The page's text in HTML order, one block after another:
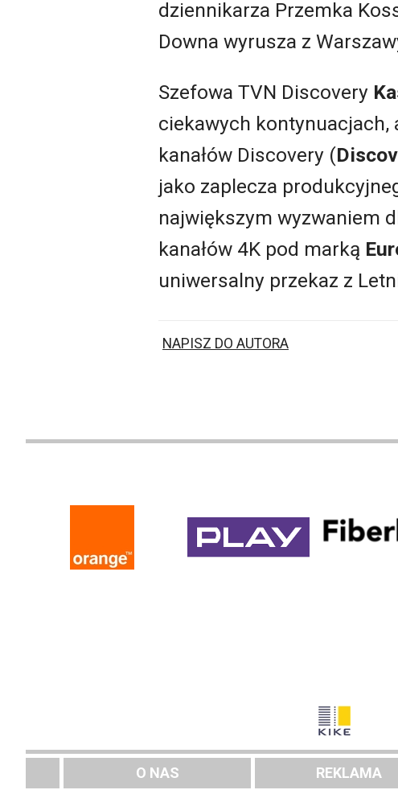
dziennikarza Przemka
Downa wyrusza z
Szefowa TVN Discovery
ciekawych
kanałów Discovery (
jako zaplecza
największym wyzwaniem
kanałów 4K pod marką
uniwersalny przekaz z
NAPISZ DO AUTORA
O NAS REKLAMA